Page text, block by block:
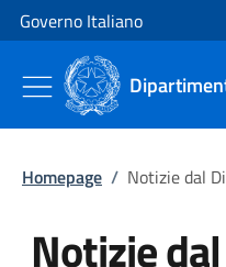
Vai al contenuto
Vai alla navigazione del sito
Governo Italiano
Homepage / Notizie dal
Notizie dal